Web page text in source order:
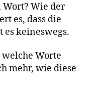
Wie der
es, dass die
es keineswegs.
Worte
mehr, wie diese